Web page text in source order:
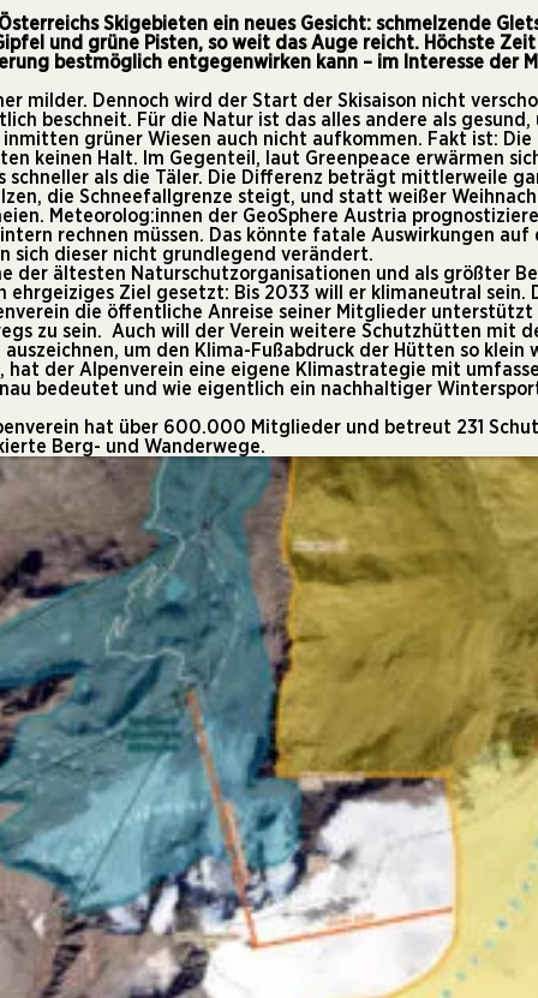
Skigebieten ein neues Gesicht: schmelzende
und grüne Pisten, so weit das Auge reicht. Höchste Zeit
bestmöglich entgegenwirken kann – im Interesse der
milder. Dennoch wird der Start der Skisaison nicht
beschneit. Für die Natur ist das alles andere als gesund,
grüner Wiesen auch nicht aufkommen. Fakt ist: Die
keinen Halt. Im Gegenteil, laut Greenpeace erwärmen
schneller als die Täler. Die Differenz beträgt mittlerweile
die Schneefallgrenze steigt, und statt weißer
Meteorolog:innen der GeoSphere Austria
rechnen müssen. Das könnte fatale Auswirkungen
sich dieser nicht grundlegend verändert.
der ältesten Naturschutzorganisationen und als größter
ehrgeiziges Ziel gesetzt: Bis 2033 will er klimaneutral sein.
die öffentliche Anreise seiner Mitglieder
zu sein. Auch will der Verein weitere Schutzhütten mit
um den Klima-Fußabdruck der Hütten so klein
hat der Alpenverein eine eigene Klimastrategie mit
bedeutet und wie eigentlich ein nachhaltiger
hat über 600.000 Mitglieder und betreut 231
Berg- und Wanderwege.